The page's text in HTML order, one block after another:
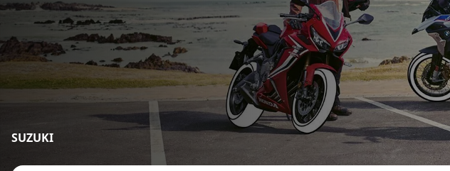
SUZUKI